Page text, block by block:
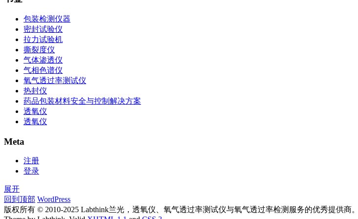
包装检测仪器
密封试验仪
拉力试验机
撕裂度仪
气体渗透仪
气相色谱仪
氧气透过率测试仪
热封仪
药品包装材料安全与控制解决方案
透氧仪
透氧仪
Meta
注册
登录
展开
回到顶部 WordPress
版权所有 © 2010-2025 Labthink兰光，透氧仪、氧气透过率测试仪与氧气透过率检测服务的优秀提供商。